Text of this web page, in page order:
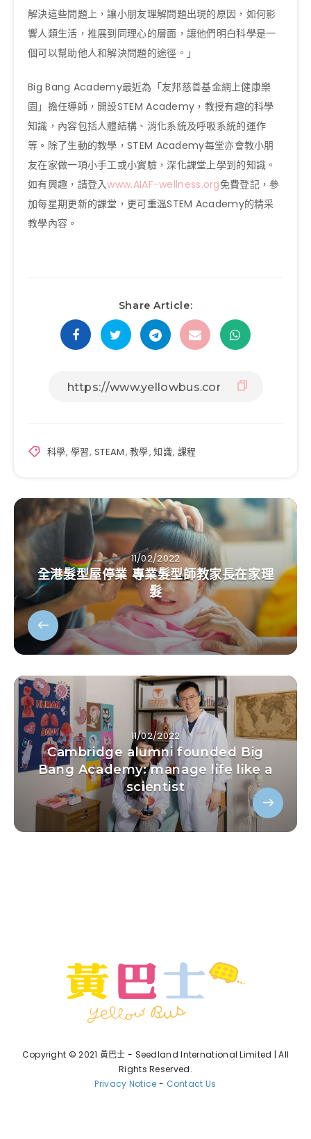
解決這些問題上，讓小朋友理解問題出現的原因，如何影
響人類生活，推展到同理心的層面，讓他們明白科學是一
個可以幫助他人和解決問題的途徑。」
Big Bang Academy最近為「友邦慈善基金網上健康樂
園」擔任導師，開設STEM Academy，教授有趣的科學
知識，內容包括人體結構、消化系統及呼吸系統的運作
等。除了生動的教學，STEM Academy每堂亦會教小朋
友在家做一項小手工或小實驗，深化課堂上學到的知識。
如有興趣，請登入www.AIAF-wellness.org免費登記，參
加每星期更新的課堂，更可重溫STEM Academy的精采
教學內容。
Share Article:
科學, 學習,STEAM,教學,知識, 課程
11/02/2022
全港髮型屋停業 專業髮型師教家長在家理
髮
11/02/2022
Cambridge alumni founded Big
Bang Academy: manage life like a
scientist
Copyright © 2021 黃巴士 - Seedland International Limited | All
Rights Reserved.
Privacy Notice - Contact Us